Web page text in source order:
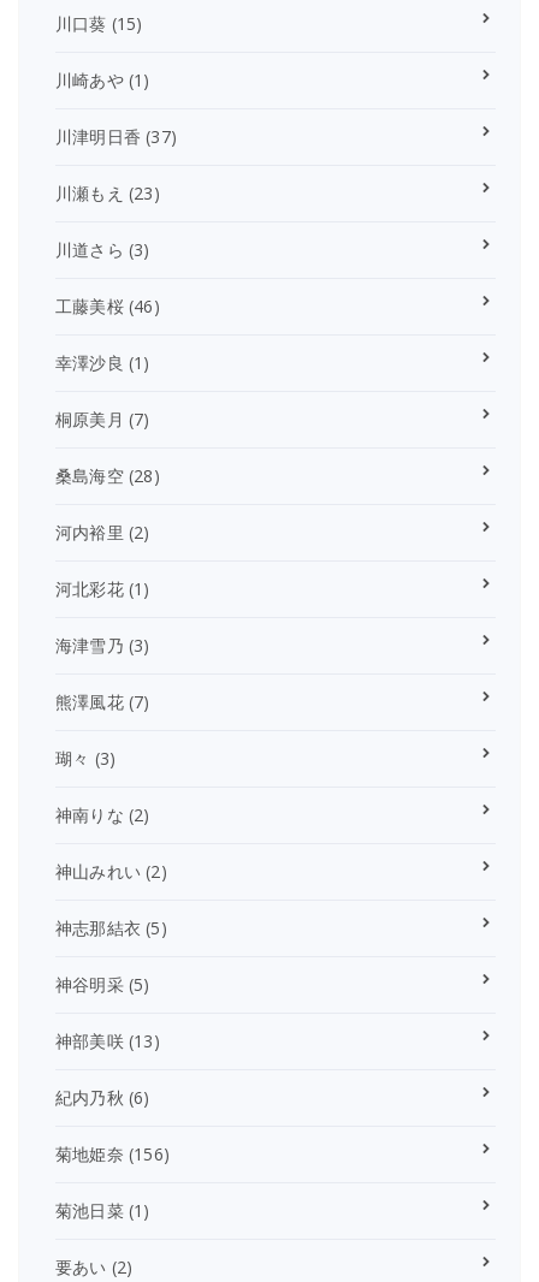
川口葵 (15)
川崎あや(1)
川津明日香 (37)
川瀬もえ (23)
川道さら (3)
工藤美桜(46)
幸澤沙良 (1)
桐原美月 (7)
桑島海空(28)
河内裕里 (2)
河北彩花(1)
海津雪乃 (3)
熊澤風花(7)
瑚々 (3)
神南りな (2)
神山みれい (2)
神志那結衣 (5)
神谷明采(5)
神部美咲(13)
紀内乃秋 (6)
菊地姫奈 (156)
菊池日菜(1)
要あい (2)